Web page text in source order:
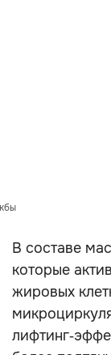
В составе
которые
жировых